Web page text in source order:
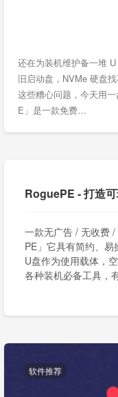
还在为装机维护备一堆
旧启动盘，NVMe 硬盘
这些糟心问题，今天用
E」是一款免费…
RoguePE - 打造
一款无广告 / 无收费
PE」它具有简约、
U盘作为使用载体，
各种装机必备工具，
软件推荐